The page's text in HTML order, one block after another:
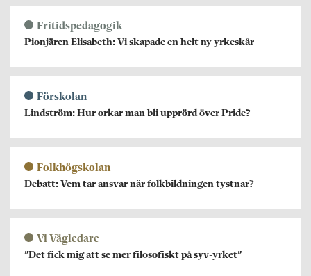
Fritidspedagogik
Pionjären Elisabeth: Vi skapade en helt ny yrkeskår
Förskolan
Lindström: Hur orkar man bli upprörd över Pride?
Folkhögskolan
Debatt: Vem tar ansvar när folkbildningen tystnar?
Vi Vägledare
”Det fick mig att se mer filosofiskt på syv-yrket”